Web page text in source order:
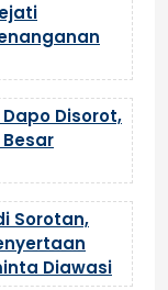
Disorot,
Sorotan,
Diawasi